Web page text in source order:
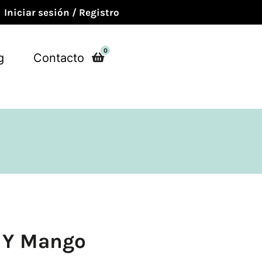
Iniciar sesión / Registro
Contacto
0
Mango